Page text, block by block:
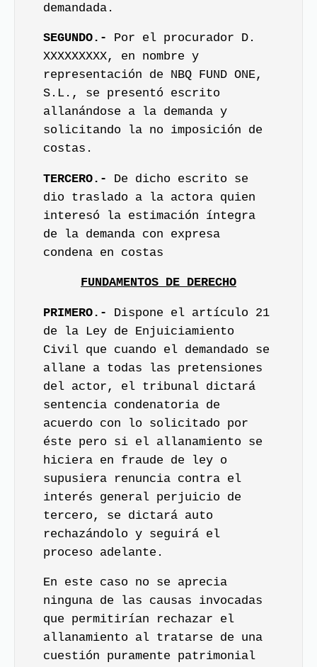
demandada.
SEGUNDO.-
Por el procurador D.
XXXXXXXXX, en nombre y
representación de NBQ FUND ONE,
S.L., se presentó escrito
allanándose a la demanda y
solicitando la no imposición de
costas.
TERCERO.-
De dicho escrito se
dio traslado a la actora quien
interesó la estimación íntegra
de la demanda con expresa
condena en costas
FUNDAMENTOS DE DERECHO
PRIMERO.-
Dispone el artículo 21
de la Ley de Enjuiciamiento
Civil que cuando el demandado se
allane a todas las pretensiones
del actor, el tribunal dictará
sentencia condenatoria de
acuerdo con lo solicitado por
éste pero si el allanamiento se
hiciera en fraude de ley o
supusiera renuncia contra el
interés general perjuicio de
tercero, se dictará auto
rechazándolo y seguirá el
proceso adelante.
En este caso no se aprecia
ninguna de las causas invocadas
que permitirían rechazar el
allanamiento al tratarse de una
cuestión puramente patrimonial